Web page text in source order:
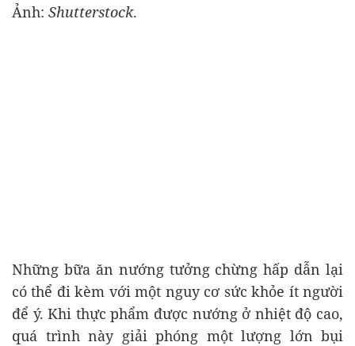
Ảnh: Shutterstock.
Những bữa ăn nướng tưởng chừng hấp dẫn lại
có thể đi kèm với một nguy cơ sức khỏe ít người
để ý. Khi thực phẩm được nướng ở nhiệt độ cao,
quá trình này giải phóng một lượng lớn bụi